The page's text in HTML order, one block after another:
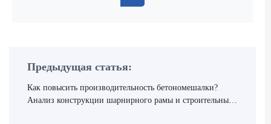
Предыдущая статья:
Как повысить производительность бетономешалки?
Анализ конструкции шарнирного рамы и строительных